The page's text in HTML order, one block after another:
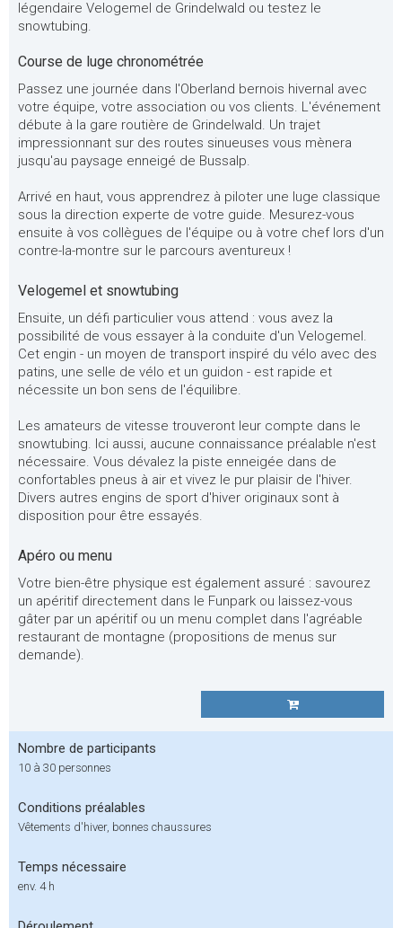
légendaire Velogemel de Grindelwald ou testez le
snowtubing.
Course de luge chronométrée
Passez une journée dans l'Oberland bernois hivernal avec
votre équipe, votre association ou vos clients. L'événement
débute à la gare routière de Grindelwald. Un trajet
impressionnant sur des routes sinueuses vous mènera
jusqu'au paysage enneigé de Bussalp.
Arrivé en haut, vous apprendrez à piloter une luge classique
sous la direction experte de votre guide. Mesurez-vous
ensuite à vos collègues de l'équipe ou à votre chef lors d'un
contre-la-montre sur le parcours aventureux !
Velogemel et snowtubing
Ensuite, un défi particulier vous attend : vous avez la
possibilité de vous essayer à la conduite d'un Velogemel.
Cet engin - un moyen de transport inspiré du vélo avec des
patins, une selle de vélo et un guidon - est rapide et
nécessite un bon sens de l'équilibre.
Les amateurs de vitesse trouveront leur compte dans le
snowtubing. Ici aussi, aucune connaissance préalable n'est
nécessaire. Vous dévalez la piste enneigée dans de
confortables pneus à air et vivez le pur plaisir de l'hiver.
Divers autres engins de sport d'hiver originaux sont à
disposition pour être essayés.
Apéro ou menu
Votre bien-être physique est également assuré : savourez
un apéritif directement dans le Funpark ou laissez-vous
gâter par un apéritif ou un menu complet dans l'agréable
restaurant de montagne (propositions de menus sur
demande).
Nombre de participants
10 à 30 personnes
Conditions préalables
Vêtements d'hiver, bonnes chaussures
Temps nécessaire
env. 4 h